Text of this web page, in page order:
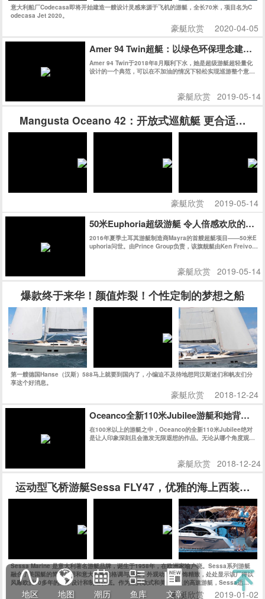
意大利船厂Codecasa即将开始建造一艘设计灵感来源于飞机的游艇，全长70米，项目名为C
odecasa Jet 2020。
豪艇欣赏 2020-04-05
Amer 94 Twin超艇：以绿色环保理念建造的
Amer 94 Twin于2018年8月顺利下水，她是超级游艇超轻量化
设计的一个典范，可以在不加油的情况下轻松实现巡游整个意大
上史无前例的最高分：147分，再次证明了Permare船厂在绿色
豪艇欣赏 2019-05-14
Mangusta Oceano 42：开放式巡航艇 更合适家庭
豪艇欣赏 2019-05-14
50米Euphoria超级游艇 令人倍感欢欣的海
2016年夏季土耳其游艇制造商Mayra的首艘超艇项目——50米E
uphoria问世。由Prince Group负责，该旗舰艇由Ken Freivok
豪艇欣赏 2019-05-14
爆款终于来华！颜值炸裂！个性定制的梦想之船
第一艘德国Hanse（汉斯）588马上就要到国内了，小编迫不及待地想同汉斯迷们和帆友们分
享这个好消息。
豪艇欣赏 2018-12-24
Oceanco全新110米Jubilee游艇和她背后的
在100米以上的游艇之中，Oceanco的全新110米Jubilee绝对
是让人印象深刻且会激发无限遐想的作品。无论从哪个角度观
豪艇欣赏 2018-12-24
运动型飞桥游艇Sessa FLY47，优雅的海上西装暴徒
Sessa Marine 是意大利著名游艇品牌，诞生于1958年，在欧洲家喻户晓。Sessa系列游艇
融合了美国艇的简洁实用和意大利艇的格调与品质，外观动感，内饰精致，处处显示该厂得以
风靡欧洲50多年的深厚设计和制造功底。作为兼具欧式和美式优点的高速游艇，Sessa适合
追求狂野而精致的海上生活的新一代人士。今天的Sessa每年生产上千艘船艇，可谓是持续、
豪艇欣赏 2019-01-02
地区 地图 潮历 鱼库 文章